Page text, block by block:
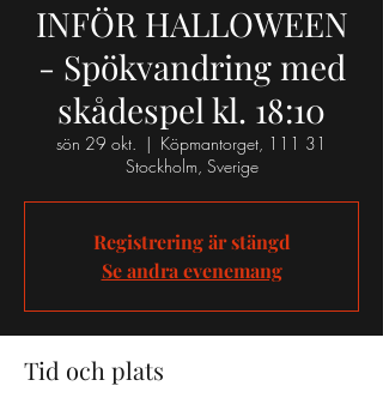
INFÖR HALLOWEEN
- Spökvandring med
skådespel kl. 18:10
sön 29 okt.
  |
Köpmantorget, 111 31
Stockholm, Sverige
Registrering är stängd
Se andra evenemang
Tid och plats